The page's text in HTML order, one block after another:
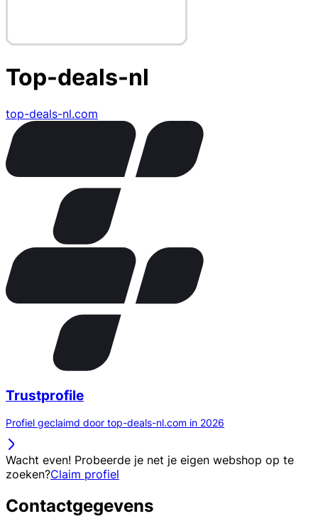
Top-deals-nl
top-deals-nl.com
Trustprofile
Profiel geclaimd door top-deals-nl.com in 2026
Wacht even! Probeerde je net je eigen webshop op te
zoeken?Claim profiel
Contactgegevens